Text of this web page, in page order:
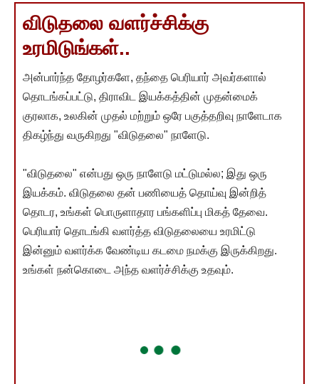
விடுதலை வளர்ச்சிக்கு
உரமிடுங்கள்..
அன்பார்ந்த தோழர்களே, தந்தை பெரியார் அவர்களால்
தொடங்கப்பட்டு, திராவிட இயக்கத்தின் முதன்மைக்
குரலாக, உலகின் முதல் மற்றும் ஒரே பகுத்தறிவு நாளேடாக
திகழ்ந்து வருகிறது "விடுதலை" நாளேடு.
"விடுதலை" என்பது ஒரு நாளேடு மட்டுமல்ல; இது ஒரு
இயக்கம். விடுதலை தன் பணியைத் தொய்வு இன்றித்
தொடர, உங்கள் பொருளாதார பங்களிப்பு மிகத் தேவை.
பெரியார் தொடங்கி வளர்த்த விடுதலையை உரமிட்டு
இன்னும் வளர்க்க வேண்டிய கடமை நமக்கு இருக்கிறது.
உங்கள் நன்கொடை அந்த வளர்ச்சிக்கு உதவும்.